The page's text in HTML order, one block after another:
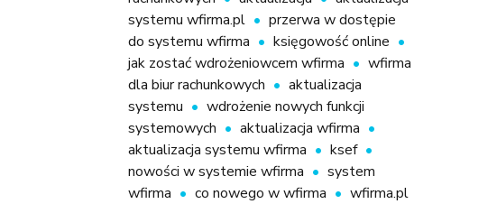
systemu wfirma.pl
przerwa w dostępie
do systemu wfirma
księgowość online
jak zostać wdrożeniowcem wfirma
wfirma
dla biur rachunkowych
aktualizacja
systemu
wdrożenie nowych funkcji
systemowych
aktualizacja wfirma
aktualizacja systemu wfirma
ksef
nowości w systemie wfirma
system
wfirma
co nowego w wfirma
wfirma.pl